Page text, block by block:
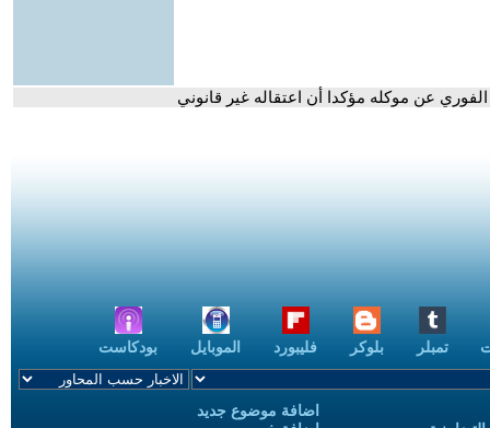
عن موكله مؤكدا أن اعتقاله غير قانوني
تمبلر بلوكر فليبورد الموبايل بودكاست
اضافة موضوع جديد